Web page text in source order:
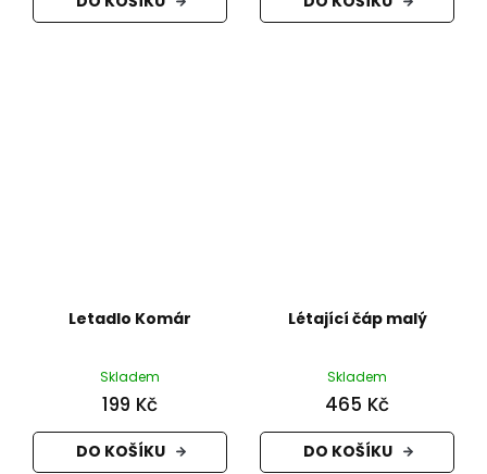
Letadlo Komár
Skladem
199 Kč
DO KOŠÍKU
Létající čáp malý
Skladem
465 Kč
DO KOŠÍKU